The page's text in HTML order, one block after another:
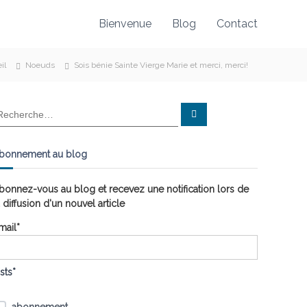
Bienvenue Blog Contact
Noeuds Sois bénie Sainte Vierge Marie et merci, merci!
R
c
e
r
au blog
vous au blog et recevez une notification lors de
diffusion d'un nouvel article